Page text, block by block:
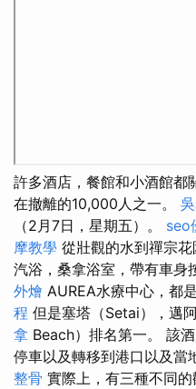
許多酒店，餐館和小酒館都
在撤離的10,000人之一。
（2月7日，星期五）。 seo
摩教學 從壯觀的水到禪宗
汽浴，桑拿浴室，帶有車身
外燴 AUREA水療中心，都
程 但是塞塔（Setai），邁
拿 Beach）排名第一。 該
停車以及轉移到港口以及當
整骨 實際上，有三種不同的